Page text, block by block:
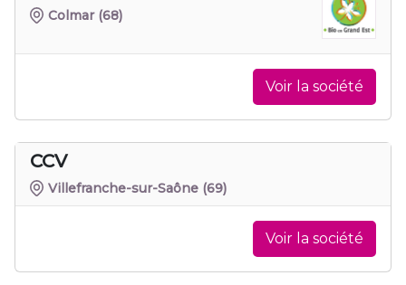
Colmar (68)
Voir la société
CCV
Villefranche-sur-Saône (69)
Voir la société